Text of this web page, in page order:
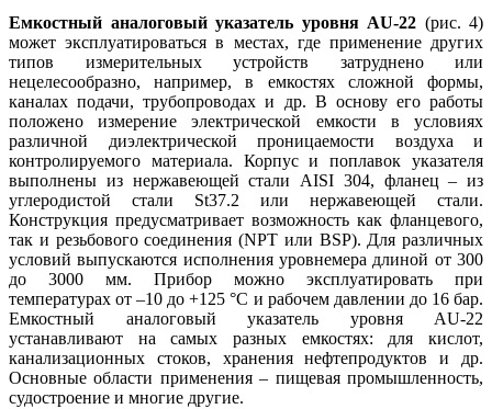
Емкостный аналоговый указатель уровня AU-22 (рис. 4)
может эксплуатироваться в местах, где применение других
типов измерительных устройств затруднено или
нецелесообразно, например, в емкостях сложной формы,
каналах подачи, трубопроводах и др. В основу его работы
положено измерение электрической емкости в условиях
различной диэлектрической проницаемости воздуха и
контролируемого материала. Корпус и поплавок указателя
выполнены из нержавеющей стали AISI 304, фланец – из
углеродистой стали St37.2 или нержавеющей стали.
Конструкция предусматривает возможность как фланцевого,
так и резьбового соединения (NPT или BSP). Для различных
условий выпускаются исполнения уровнемера длиной от 300
до 3000 мм. Прибор можно эксплуатировать при
температурах от –10 до +125 °C и рабочем давлении до 16 бар.
Емкостный аналоговый указатель уровня AU-22
устанавливают на самых разных емкостях: для кислот,
канализационных стоков, хранения нефтепродуктов и др.
Основные области применения – пищевая промышленность,
судостроение и многие другие.